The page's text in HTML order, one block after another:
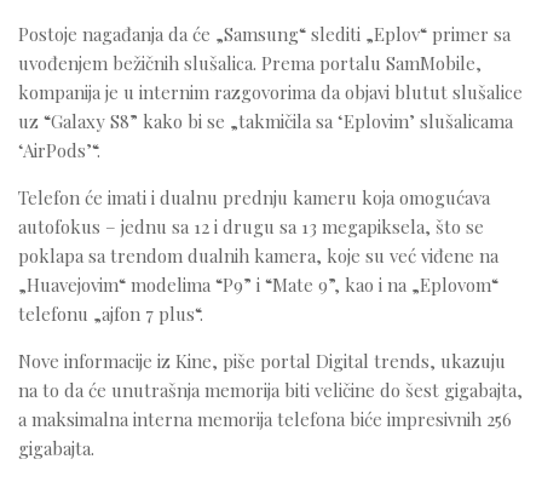
Postoje nagađanja da će „Samsung“ slediti „Eplov“ primer sa
uvođenjem bežičnih slušalica. Prema portalu SamMobile,
kompanija je u internim razgovorima da objavi blutut slušalice
uz “Galaxy S8” kako bi se „takmičila sa ‘Eplovim’ slušalicama
‘AirPods’“.
Telefon će imati i dualnu prednju kameru koja omogućava
autofokus – jednu sa 12 i drugu sa 13 megapiksela, što se
poklapa sa trendom dualnih kamera, koje su već viđene na
„Huavejovim“ modelima “P9” i “Mate 9”, kao i na „Eplovom“
telefonu „ajfon 7 plus“.
Nove informacije iz Kine, piše portal Digital trends, ukazuju
na to da će unutrašnja memorija biti veličine do šest gigabajta,
a maksimalna interna memorija telefona biće impresivnih 256
gigabajta.